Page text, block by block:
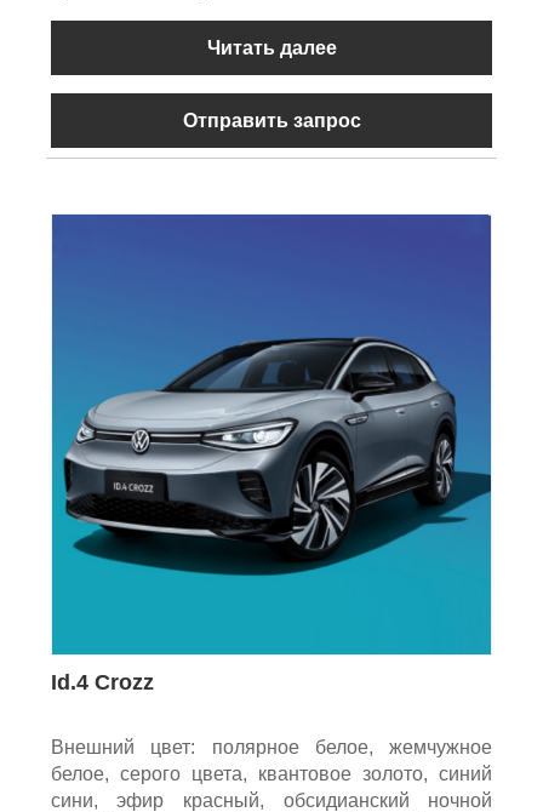
Читать далее
Отправить запрос
Id.4 Crozz
Внешний цвет: полярное белое, жемчужное
белое, серого цвета, квантовое золото, синий
сини, эфир красный, обсидианский ночной